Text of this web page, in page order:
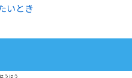
いとき